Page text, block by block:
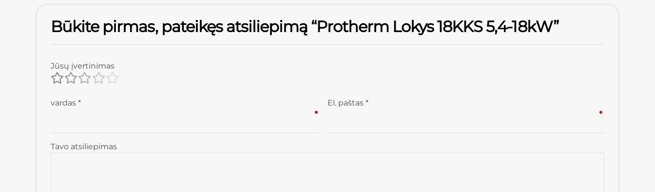
Būkite pirmas, pateikęs atsiliepimą “Protherm Lokys 18KKS 5,4-18kW”
Jūsų įvertinimas
Tavo atsiliepimas
vardas * El. paštas *